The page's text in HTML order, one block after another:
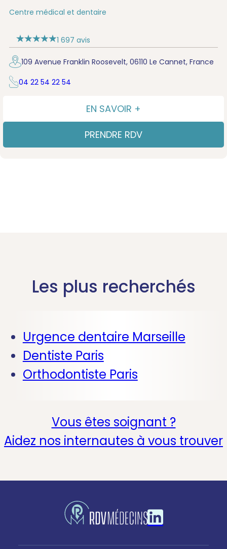
Centre médical et dentaire
1 697 avis
109 Avenue Franklin Roosevelt, 06110 Le Cannet, France
04 22 54 22 54
EN SAVOIR +
PRENDRE RDV
Les plus recherchés
Urgence dentaire Marseille
Dentiste Paris
Orthodontiste Paris
Vous êtes soignant ?
Aidez nos internautes à vous trouver